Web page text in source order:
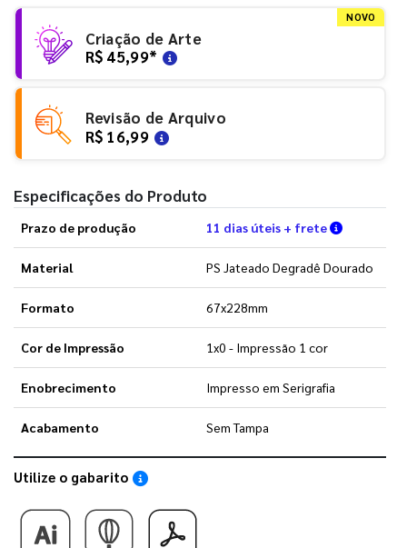
NOVO
Criação de Arte
R$ 45,99*
Revisão de Arquivo
R$ 16,99
Especificações do Produto
Prazo de produção 11 dias úteis + frete Verifique
Material PS Jateado Degradê Dourado
Formato 67x228mm
Cor de Impressão 1x0 - Impressão 1 cor
Enobrecimento Impresso em Serigrafia
Acabamento Sem Tampa
Utilize o gabarito Saiba como utilizar os nossos gabaritos